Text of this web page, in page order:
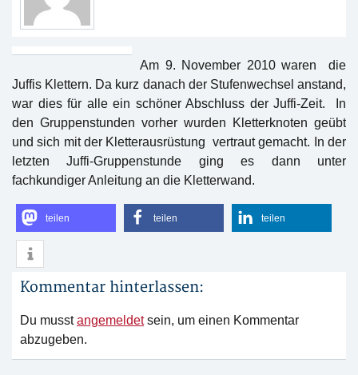
Am 9. November 2010 waren die
Juffis Klettern. Da kurz danach der Stufenwechsel anstand,
war dies für alle ein schöner Abschluss der Juffi-Zeit. In
den Gruppenstunden vorher wurden Kletterknoten geübt
und sich mit der Kletterausrüstung vertraut gemacht. In der
letzten Juffi-Gruppenstunde ging es dann unter
fachkundiger Anleitung an die Kletterwand.
teilen teilen teilen
Kommentar hinterlassen:
Du musstangemeldetsein, um einen Kommentar
abzugeben.